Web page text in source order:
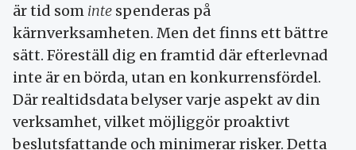
är tid som inte spenderas på
kärnverksamheten. Men det finns ett bättre
sätt. Föreställ dig en framtid där efterlevnad
inte är en börda, utan en konkurrensfördel.
Där realtidsdata belyser varje aspekt av din
verksamhet, vilket möjliggör proaktivt
beslutsfattande och minimerar risker. Detta